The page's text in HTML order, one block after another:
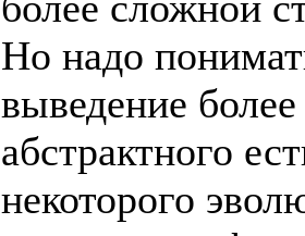
Но надо
выведение
абстрактного
некоторого